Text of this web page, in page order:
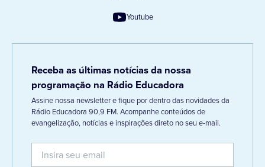
Youtube
Receba as últimas notícias da nossa
programação na Rádio Educadora
Assine nossa newsletter e fique por dentro das novidades da
Rádio Educadora 90,9 FM. Acompanhe conteúdos de
evangelização, notícias e inspirações direto no seu e-mail.